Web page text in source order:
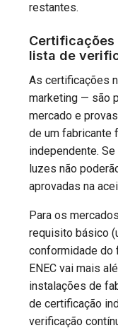
restantes.
Certificações
lista de
As certificações
marketing — são
mercado e
de um fabricante
independente.
luzes não
aprovadas na
Para os
requisito básico
conformidade do
ENEC vai mais
instalações de
de certificação
verificação